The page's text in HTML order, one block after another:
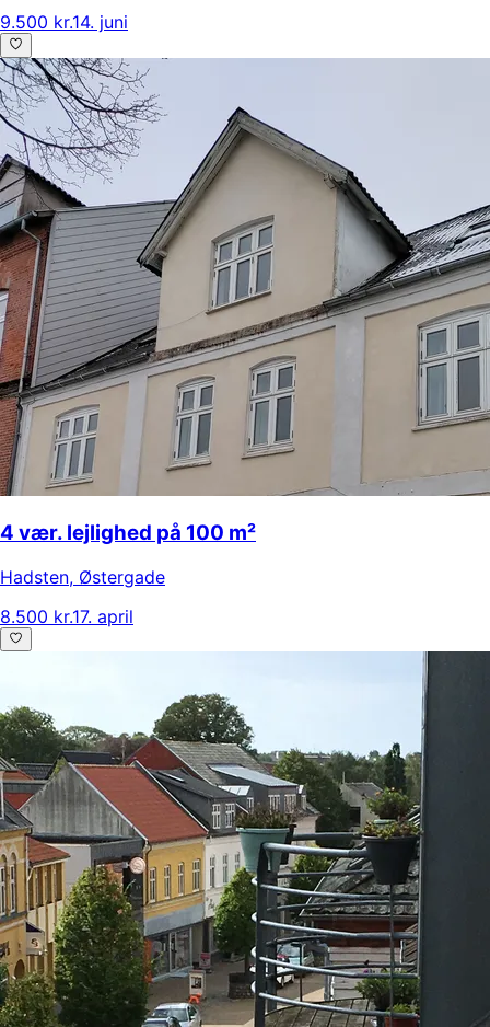
9.500 kr.14. juni
4 vær. lejlighed på 100 m²
Hadsten, Østergade
8.500 kr.17. april